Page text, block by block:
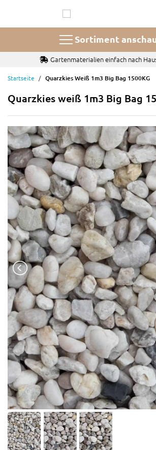
springen
Sortiment
Gartenmaterialien einfach nach
Startseite Quarzkies Weiß 1m3 Big Bag 1500KG
Quarzkies weiß 1m3 Big Bag